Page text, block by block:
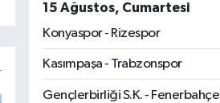
15 Ağustos, Cumartesi
Konyaspor - Rizespor
Kasımpaşa - Trabzonspor
Gençlerbirliği S.K. - Fenerbahçe